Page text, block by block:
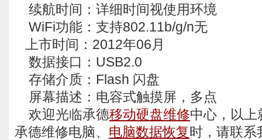
续航时间：详细时间视使用环境
WiFi功能：支持802.11b/g/n无
上市时间：2012年06月
数据接口：USB2.0
存储介质：Flash 闪盘
屏幕描述：电容式触摸屏，多点
欢迎光临承德移动硬盘维修中心，以上
承德维修电脑、 电脑数据恢复时，请联系